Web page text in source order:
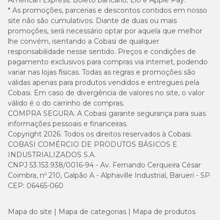
* As promoções, parcerias e descontos contidos em nosso
site não são cumulativos. Diante de duas ou mais
promoções, será necessário optar por aquela que melhor
lhe convém, isentando a Cobasi de qualquer
responsabilidade nesse sentido. Preços e condições de
pagamento exclusivos para compras via internet, podendo
variar nas lojas físicas. Todas as regras e promoções são
válidas apenas para produtos vendidos e entregues pela
Cobasi. Em caso de divergência de valores no site, o valor
válido é o do carrinho de compras.
COMPRA SEGURA. A Cobasi garante segurança para suas
informações pessoais e financeiras.
Copyright 2026. Todos os direitos reservados à Cobasi.
COBASI COMÉRCIO DE PRODUTOS BÁSICOS E
INDUSTRIALIZADOS S.A.
CNPJ 53.153.938/0016-94 - Av. Fernando Cerqueira César
Coimbra, nº 210, Galpão A - Alphaville Industrial, Barueri - SP
CEP: 06465-060
Mapa do site Mapa de categorias Mapa de produtos